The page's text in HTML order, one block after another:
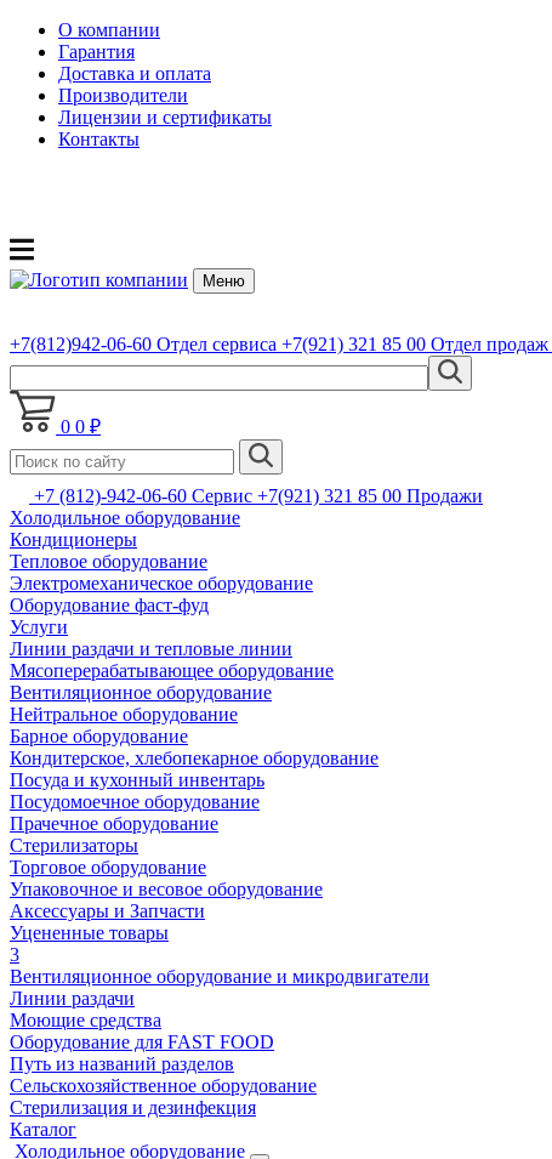
О компании
Гарантия
Доставка и оплата
Производители
Лицензии и сертификаты
Контакты
Меню
+7(812)942-06-60 Отдел сервиса +7(921) 321 85 00 Отдел продаж
0 0 ₽
+7 (812)-942-06-60 Сервис +7(921) 321 85 00 Продажи
Холодильное оборудование
Кондиционеры
Тепловое оборудование
Электромеханическое оборудование
Оборудование фаст-фуд
Услуги
Линии раздачи и тепловые линии
Мясоперерабатывающее оборудование
Вентиляционное оборудование
Нейтральное оборудование
Барное оборудование
Кондитерское, хлебопекарное оборудование
Посуда и кухонный инвентарь
Посудомоечное оборудование
Прачечное оборудование
Стерилизаторы
Торговое оборудование
Упаковочное и весовое оборудование
Аксессуары и Запчасти
Уцененные товары
3
Вентиляционное оборудование и микродвигатели
Линии раздачи
Моющие средства
Оборудование для FAST FOOD
Путь из названий разделов
Сельскохозяйственное оборудование
Стерилизация и дезинфекция
Каталог
Холодильное оборудование